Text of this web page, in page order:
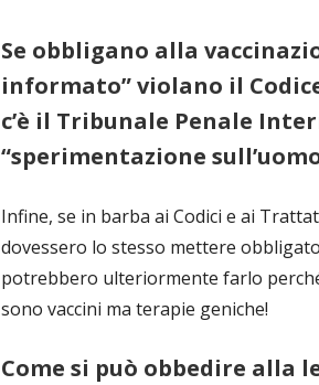
Se obbligano alla
informato” violano il
c’è il Tribunale Penale
“sperimentazione
Infine, se in barba ai Codici e ai
dovessero lo stesso mettere
potrebbero ulteriormente farlo
sono vaccini ma terapie geniche!
Come si può obbedire alla